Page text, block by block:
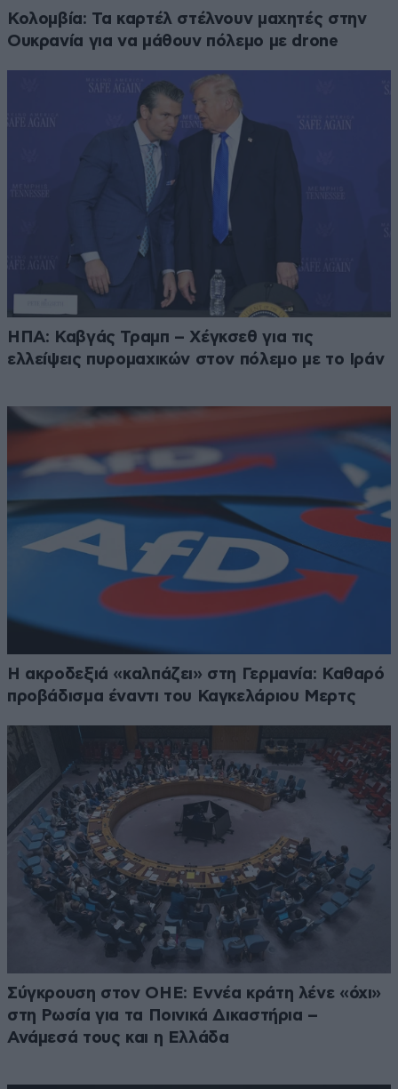
Κολομβία: Τα καρτέλ στέλνουν μαχητές στην
Ουκρανία για να μάθουν πόλεμο με drone
ΗΠΑ: Καβγάς Τραμπ – Χέγκσεθ για τις
ελλείψεις πυρομαχικών στον πόλεμο με το Ιράν
Η ακροδεξιά «καλπάζει» στη Γερμανία: Καθαρό
προβάδισμα έναντι του Καγκελάριου Μερτς
Σύγκρουση στον ΟΗΕ: Εννέα κράτη λένε «όχι»
στη Ρωσία για τα Ποινικά Δικαστήρια –
Ανάμεσά τους και η Ελλάδα